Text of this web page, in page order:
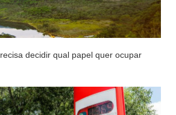
decidir qual papel quer ocupar